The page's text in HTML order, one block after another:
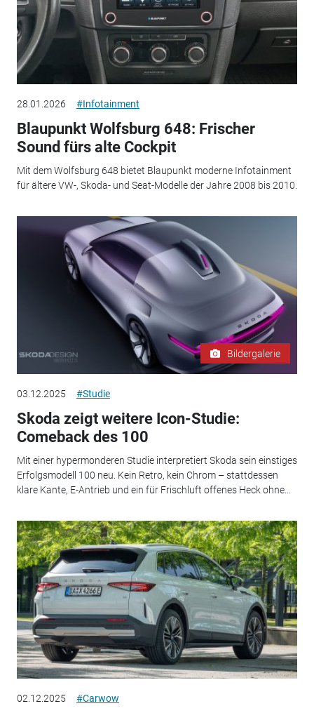
28.01.2026 #Infotainment
Blaupunkt Wolfsburg 648: Frischer
Sound fürs alte Cockpit
Mit dem Wolfsburg 648 bietet Blaupunkt moderne Infotainment
für ältere VW-, Skoda- und Seat-Modelle der Jahre 2008 bis 2010.
Bildergalerie
03.12.2025 #Studie
Skoda zeigt weitere Icon-Studie:
Comeback des 100
Mit einer hypermonderen Studie interpretiert Skoda sein einstiges
Erfolgsmodell 100 neu. Kein Retro, kein Chrom – stattdessen
klare Kante, E-Antrieb und ein für Frischluft offenes Heck ohne...
02.12.2025 #Carwow